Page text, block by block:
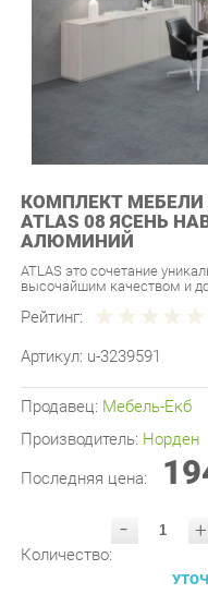
КОМПЛЕКТ МЕБЕЛИ
ATLAS 08 ЯСЕНЬ
АЛЮМИНИЙ
ATLAS это сочетание
Рейтинг:
Артикул: u-3239591
Производитель:Норден
Последняя цена:
-